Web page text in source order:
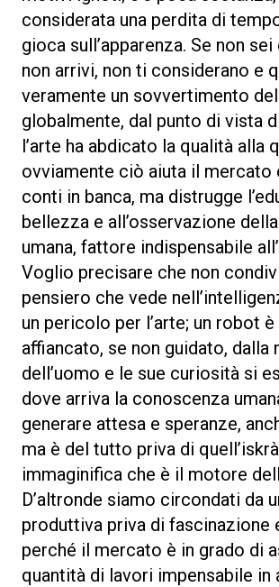
considerata una perdita di
gioca sull’apparenza. Se non
non arrivi, non ti considerano e
veramente un sovvertimento
globalmente, dal punto di vista
l’arte ha abdicato la qualità alla
ovviamente ciò aiuta il mercato
conti in banca, ma distrugge
bellezza e all’osservazione
umana, fattore indispensabile
Voglio precisare che non
pensiero che vede
un pericolo per l’arte; un robot
affiancato, se non guidato, dalla
dell’uomo e le sue curiosità si
dove arriva la conoscenza
generare attesa e speranze,
ma è del tutto priva di quell’iskrà
immaginifica che è il motore
D’altronde siamo circondati da
produttiva priva di fascinazione
perché il mercato è in grado di
quantità di lavori impensabile in